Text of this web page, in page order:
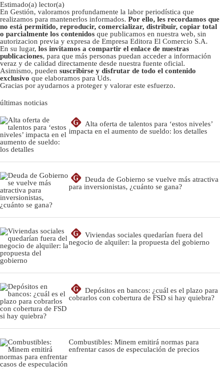
Estimado(a) lector(a)
En Gestión, valoramos profundamente la labor periodística que
realizamos para mantenerlos informados. Por ello, les recordamos que
no está permitido, reproducir, comercializar, distribuir, copiar total
o parcialmente los contenidos que publicamos en nuestra web, sin
autorizacion previa y expresa de Empresa Editora El Comercio S.A.
En su lugar, los invitamos a compartir el enlace de nuestras
publicaciones, para que más personas puedan acceder a información
veraz y de calidad directamente desde nuestra fuente oficial.
Asimismo, pueden suscribirse y disfrutar de todo el contenido
exclusivo que elaboramos para Uds.
Gracias por ayudarnos a proteger y valorar este esfuerzo.
últimas noticias
G
Alta oferta de talentos para ‘estos niveles’
impacta en el aumento de sueldo: los detalles
G
Deuda de Gobierno se vuelve más atractiva
para inversionistas, ¿cuánto se gana?
G
Viviendas sociales quedarían fuera del
negocio de alquiler: la propuesta del gobierno
G
Depósitos en bancos: ¿cuál es el plazo para
cobrarlos con cobertura de FSD si hay quiebra?
Combustibles: Minem emitirá normas para
enfrentar casos de especulación de precios